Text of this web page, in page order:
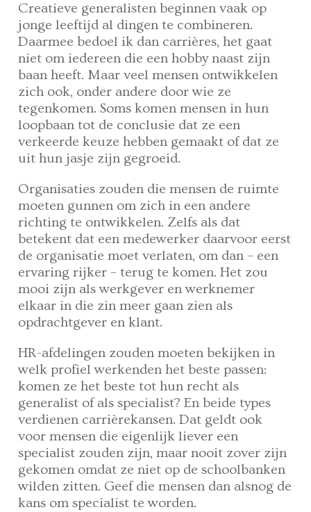
Creatieve generalisten beginnen vaak op
jonge leeftijd al dingen te combineren.
Daarmee bedoel ik dan carrières, het gaat
niet om iedereen die een hobby naast zijn
baan heeft. Maar veel mensen ontwikkelen
zich ook, onder andere door wie ze
tegenkomen. Soms komen mensen in hun
loopbaan tot de conclusie dat ze een
verkeerde keuze hebben gemaakt of dat ze
uit hun jasje zijn gegroeid.
Organisaties zouden die mensen de ruimte
moeten gunnen om zich in een andere
richting te ontwikkelen. Zelfs als dat
betekent dat een medewerker daarvoor eerst
de organisatie moet verlaten, om dan – een
ervaring rijker – terug te komen. Het zou
mooi zijn als werkgever en werknemer
elkaar in die zin meer gaan zien als
opdrachtgever en klant.
HR-afdelingen zouden moeten bekijken in
welk profiel werkenden het beste passen:
komen ze het beste tot hun recht als
generalist of als specialist? En beide types
verdienen carrièrekansen. Dat geldt ook
voor mensen die eigenlijk liever een
specialist zouden zijn, maar nooit zover zijn
gekomen omdat ze niet op de schoolbanken
wilden zitten. Geef die mensen dan alsnog de
kans om specialist te worden.